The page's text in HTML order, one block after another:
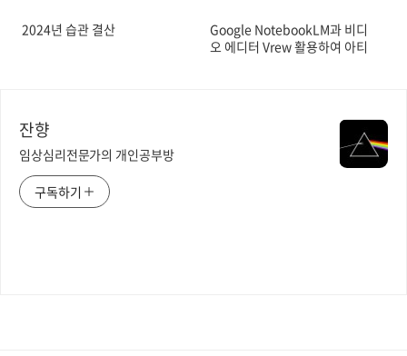
2024년 습관 결산
Google NotebookLM과 비디
오 에디터 Vrew 활용하여 아티
잔향
임상심리전문가의 개인공부방
구독하기